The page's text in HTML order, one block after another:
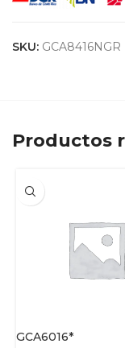
SKU: GCA8416NGR
Productos
GCA6016*